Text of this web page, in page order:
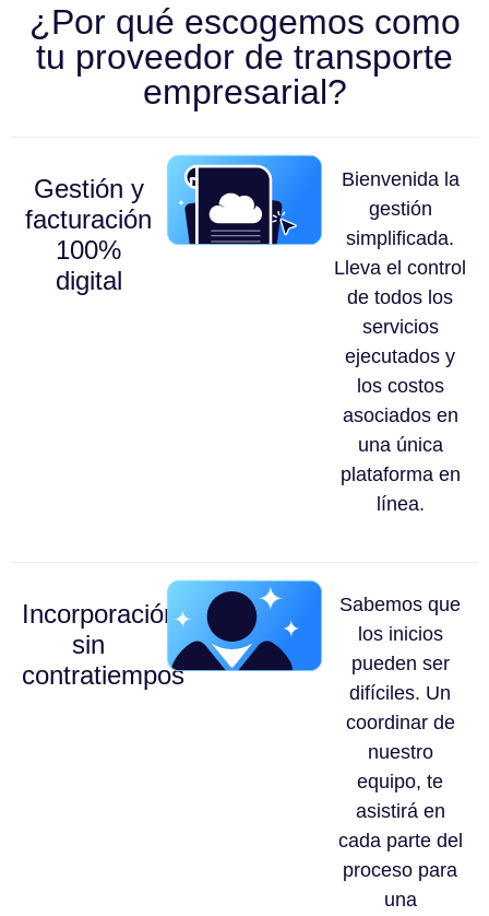
¿Por qué escogemos como
tu proveedor de transporte
empresarial?
Gestión y
facturación
100%
digital
Bienvenida la
gestión
simplificada.
Lleva el control
de todos los
servicios
ejecutados y
los costos
asociados en
una única
plataforma en
línea.
Incorporación
sin
contratiempos
Sabemos que
los inicios
pueden ser
difíciles. Un
coordinar de
nuestro
equipo, te
asistirá en
cada parte del
proceso para
una